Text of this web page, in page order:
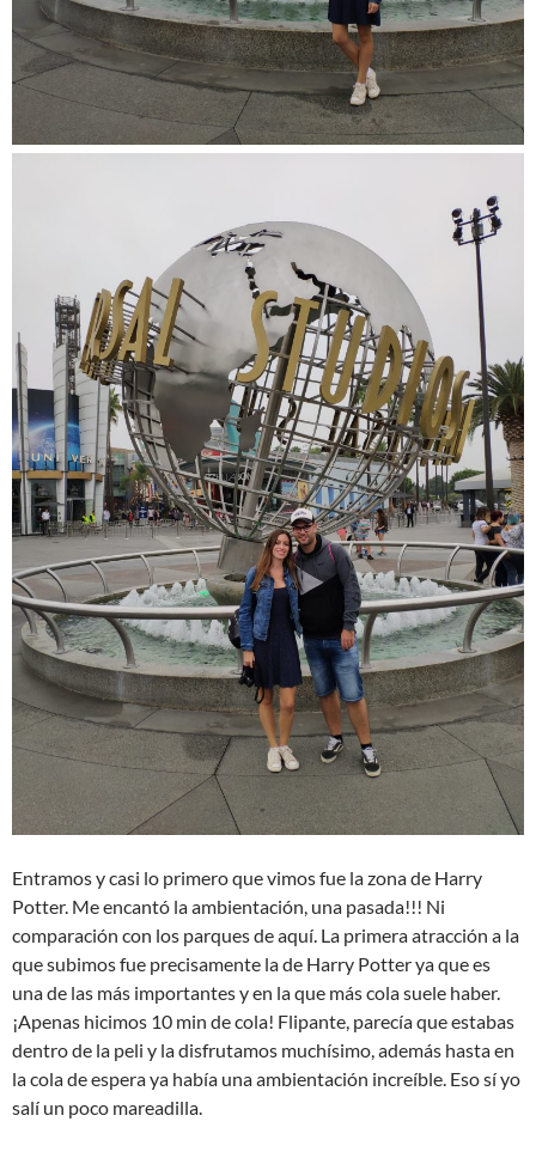
Entramos y casi lo primero que vimos fue la zona de Harry
Potter. Me encantó la ambientación, una pasada!!! Ni
comparación con los parques de aquí. La primera atracción a la
que subimos fue precisamente la de Harry Potter ya que es
una de las más importantes y en la que más cola suele haber.
¡Apenas hicimos 10 min de cola! Flipante, parecía que estabas
dentro de la peli y la disfrutamos muchísimo, además hasta en
la cola de espera ya había una ambientación increíble. Eso sí yo
salí un poco mareadilla.